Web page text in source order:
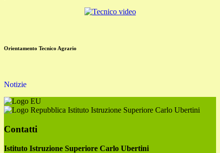
Orientamento Tecnico Agrario
Notizie
Istituto Istruzione Superiore Carlo Ubertini
Contatti
Istituto Istruzione Superiore Carlo Ubertini